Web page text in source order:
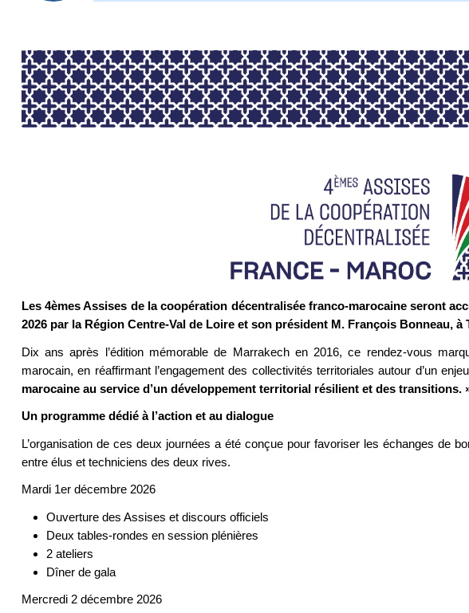
Les 4èmes Assises de la coopération décentralisée franco-marocaine seront
2026 par la Région Centre-Val de Loire et son président M. François Bonneau, à
Dix ans après l’édition mémorable de Marrakech en 2016, ce rendez-vous
marocain, en réaffirmant l’engagement des collectivités territoriales autour d’un
marocaine au service d’un développement territorial résilient et des transitions.
Un programme dédié à l’action et au dialogue
L’organisation de ces deux journées a été conçue pour favoriser les échanges de
entre élus et techniciens des deux rives.
Mardi 1er décembre 2026
Ouverture des Assises et discours officiels
Deux tables-rondes en session plénières
2 ateliers
Dîner de gala
Mercredi 2 décembre 2026